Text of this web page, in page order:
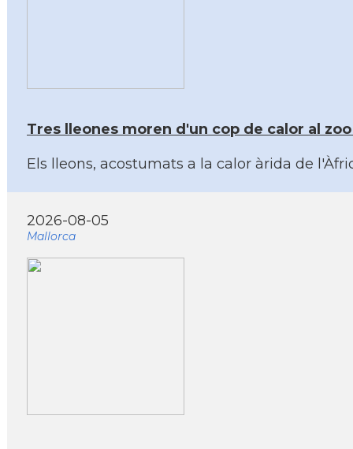
Tres lleones moren d'un cop de calor al
Els lleons, acostumats a la calor àrida de
2026-08-05
Mallorca